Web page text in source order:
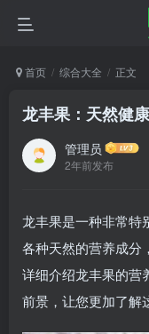
首页 综合大全 正文
龙丰果：天然健
管理员
2年前发布
龙丰果是一种非常特
各种天然的营养成分
详细介绍龙丰果的营
前景，让您更加了解